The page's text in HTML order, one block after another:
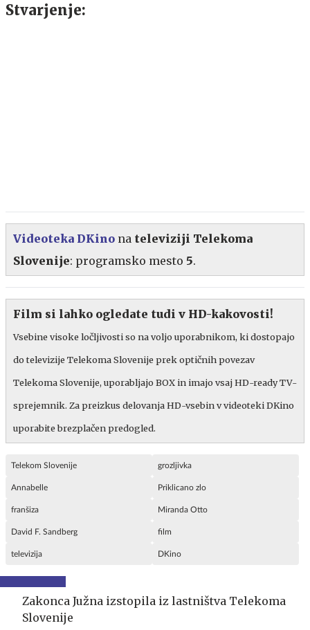
Stvarjenje:
Videoteka DKino na televiziji Telekoma
Slovenije: programsko mesto 5.
Film si lahko ogledate tudi v HD-kakovosti!
Vsebine visoke ločljivosti so na voljo uporabnikom, ki dostopajo
do televizije Telekoma Slovenije prek optičnih povezav
Telekoma Slovenije, uporabljajo BOX in imajo vsaj HD-ready TV-
sprejemnik. Za preizkus delovanja HD-vsebin v videoteki DKino
uporabite brezplačen predogled.
Telekom Slovenije grozljivka
Annabelle Priklicano zlo
franšiza Miranda Otto
David F. Sandberg film
televizija DKino
Zakonca Južna izstopila iz lastništva Telekoma
Slovenije